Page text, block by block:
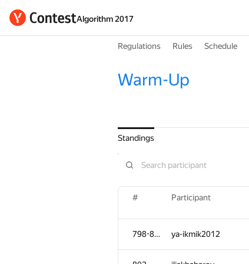
Algorithm 2017
Regulations Rules Schedule
Warm-Up
Standings
# Participant
798-801 ya-ikmik2012